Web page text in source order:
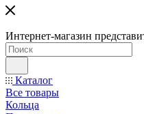
Интернет-магазин
Каталог
Все товары
Кольца